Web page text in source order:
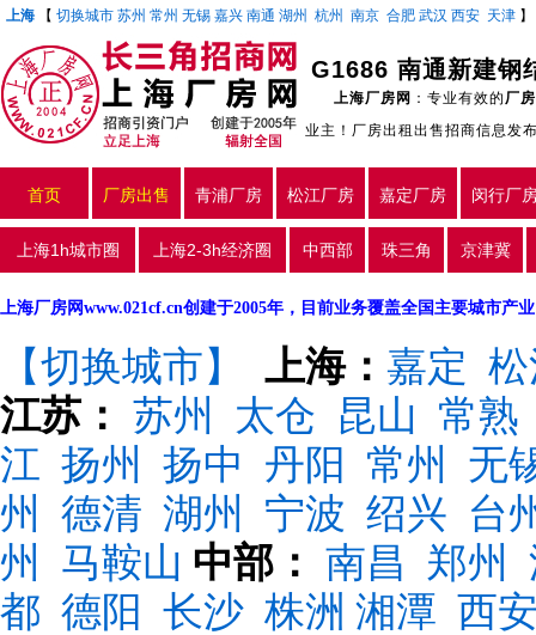
上海 【 切换城市 苏州 常州 无锡 嘉兴 南通 湖州 杭州 南京 合肥 武汉 西安 天津 】
上海厂房网 ：专业有效的厂
业主！厂房出租出售招商信息发
首页 厂房出售 青浦厂房 松江厂房 嘉定厂房 闵行厂
上海1h城市圈 上海2-3h经济圈 中西部 珠三角 京津冀
上海厂房网www.021cf.cn创建于2005年，目前业务覆盖全国主要城市产
【切换城市】 上海： 嘉定
江苏： 苏州 太仓 昆山 常熟
江 扬州 扬中 丹阳 常州
无
州
德清 湖州 宁波 绍兴 台
州
马鞍山 中部： 南昌 郑州
都 德阳 长沙 株洲 湘潭 西